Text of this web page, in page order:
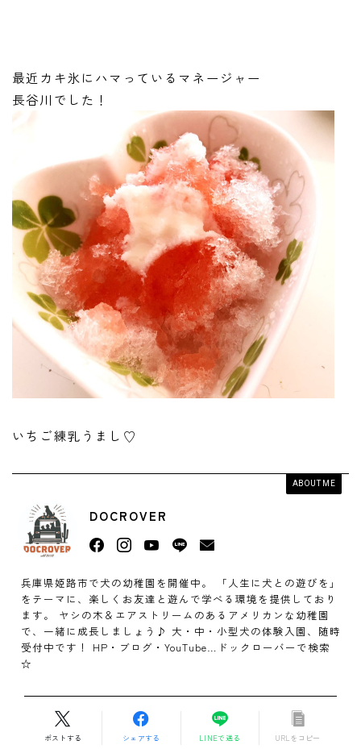
最近カキ氷にハマっているマネージャー
長谷川でした！
いちご練乳うまし♡
ABOUT ME
DOCROVER
兵庫県姫路市で犬の幼稚園を開催中。 「人生に犬との遊びを」
をテーマに、楽しくお友達と遊んで学べる環境を提供しており
ます。 ヤシの木＆エアストリームのあるアメリカンな幼稚園
で、一緒に成長しましょう♪ 大・中・小型犬の体験入園、随時
受付中です！ HP・ブログ・YouTube…ドックローバーで検索
☆
ポストする シェアする LINEで送る URLをコピー